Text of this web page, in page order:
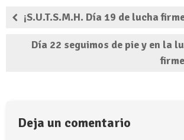
¡S.U.T.S.M.H. Día 19 de lucha
Día 22 seguimos de pie y en la
Deja un comentario